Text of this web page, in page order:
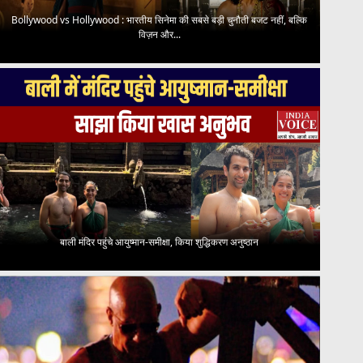
Bollywood vs Hollywood : भारतीय सिनेमा की सबसे बड़ी चुनौती बजट नहीं, बल्कि
विज़न और...
बाली मंदिर पहुंचे आयुष्मान-समीक्षा, किया शुद्धिकरण अनुष्ठान